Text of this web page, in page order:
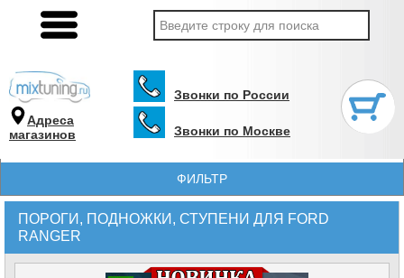
Адреса
магазинов
Звонки по России
Звонки по Москве
ФИЛЬТР
ПОРОГИ, ПОДНОЖКИ, СТУПЕНИ ДЛЯ FORD
RANGER